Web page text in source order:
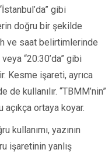
gibi
doğru bir şekilde
ve saat belirtimlerinde
“20:30’da” gibi
Kesme işareti, ayrıca
kullanılır. “TBMM’nin”
açıkça ortaya koyar.
yazının
işaretinin yanlış